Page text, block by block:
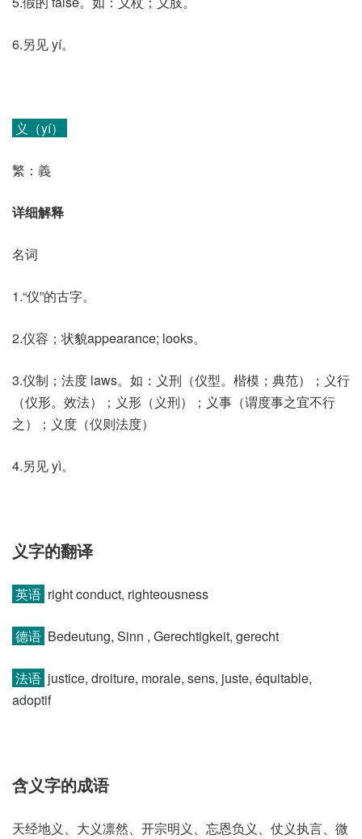
6.另见 yí。
义（yí）
繁：義
详细解释
名词
1.“仪”的古字。
2.仪容；状貌appearance; looks。
3.仪制；法度 laws。如：义刑（仪型。楷模；典范）；义行
（仪形。效法）；义形（义刑）；义事（谓度事之宜不行
之）；义度（仪则法度）
4.另见 yì。
义字的翻译
英语 right conduct, righteousness
德语 Bedeutung, Sinn , Gerechtigkeit, gerecht
法语 justice, droiture, morale, sens, juste, équitable,
adoptif
含义字的成语
天经地义、大义凛然、开宗明义、忘恩负义、仗义执言、微